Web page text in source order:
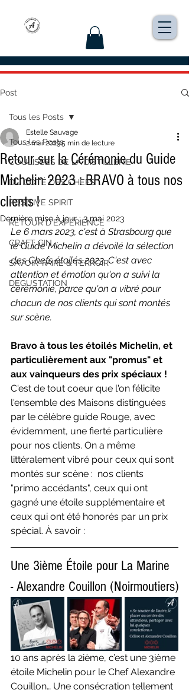
Post
Tous les Posts
COULISSES DE LA DISTILLERIE
DU CÔTÉ DES CHEFS
POSITIVE SPIRIT
RETOUR D'EXPÉRIENCE
CRAFT GIN
SAVOIR-FAIRE & TERROIR
DEGUSTATION
Tous les Posts
Retour sur la Cérémonie du Guide
Michelin 2023 : BRAVO à tous nos
clients !
Estelle Sauvage
2 mai 20235 min de lecture
Dernière mise à jour :3 mai 2023
Le 6 mars 2023, c'est à Strasbourg que
le Guide Michelin a dévoilé la sélection
des Chefs étoilés 2023. C'est avec
attention et émotion qu'on a suivi la
cérémonie, parce qu'on a vibré pour
chacun de nos clients qui sont montés
sur scène.
Bravo à tous les étoilés Michelin, et
particulièrement aux "promus" et
aux vainqueurs des prix spéciaux !
C'est de tout coeur que l'on félicite
l'ensemble des Maisons distinguées
par le célèbre guide Rouge, avec
évidemment, une fierté particulière
pour nos clients. On a même
littéralement vibré pour ceux qui sont
montés sur scène :  nos clients
"primo accédants", ceux qui ont
gagné une étoile supplémentaire et
ceux qui ont été honorés par un prix
spécial. À savoir :
Une 3ième Étoile pour La Marine
- Alexandre Couillon (Noirmoutiers)
10 ans après la 2ième, c’est une 3ième
étoile Michelin pour le Chef Alexandre
Couillon… Une consécration tellement